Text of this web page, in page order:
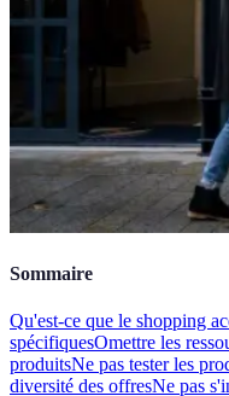
Sommaire
Qu'est-ce que le shopping
spécifiquesOmettre les
produitsNe pas tester les
diversité des offresNe pas